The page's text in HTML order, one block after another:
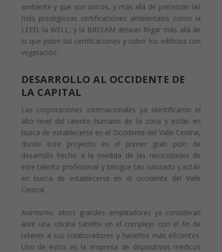
ambiente y que son únicos, y más allá de pretender las
más prestigiosas certificaciones ambientales como la
LEED, la WELL, y la BREEAM desean llegar más allá de
lo que piden las certificaciones y cubrir los edificios con
vegetación.
DESARROLLO AL OCCIDENTE DE
LA CAPITAL
Las corporaciones internacionales ya identificaron el
alto nivel del talento humano de la zona y están en
busca de establecerse en el Occidente del Valle Central,
donde este proyecto es el primer gran polo de
desarrollo hecho a la medida de las necesidades de
este talento profesional y bilingüe tan valorado y están
en busca de establecerse en el occidente del Valle
Central.
Asimismo, otros grandes empleadores ya consideran
abrir una oficina satélite en el complejo con el fin de
retener a sus colaboradores y hacerlos más eficientes.
Uno de estos es la empresa de dispositivos médicos